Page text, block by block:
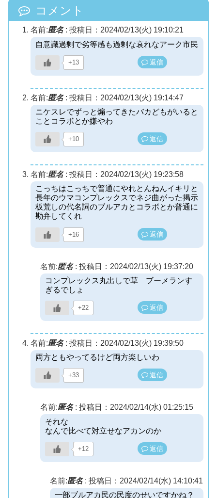
コメント
名前:匿名: 投稿日：2024/02/13(火) 19:10:21
自意識過剰で劣等感も過剰な哀れなアーク市民
+13 返信
名前:匿名: 投稿日：2024/02/13(火) 19:14:47
ニケスレでずっと煽ってきたバカどもがいると
ことコラボとか嫌やわ
+10 返信
名前:匿名: 投稿日：2024/02/13(火) 19:23:58
こっちはこっちで普通にやれとんねんイキリと
長年のウマコンプレックスでネジ曲がった掲示
板荒しの代名詞のブルアカとコラボとか普通に
勘弁してくれ
+16 返信
名前:匿名: 投稿日：2024/02/13(火) 19:37:20
コンプレックス丸出しで草 ブーメランす
ぎるでしょ
+22 返信
名前:匿名: 投稿日：2024/02/13(火) 19:39:50
両方ともやってるけど両方楽しいわ
+33 返信
名前:匿名: 投稿日：2024/02/14(水) 01:25:15
それな
なんで比べて対立せなアカンのか
+12 返信
名前:匿名: 投稿日：2024/02/14(水) 14:10:41
一部ブルアカ民の民度のせいですかね？